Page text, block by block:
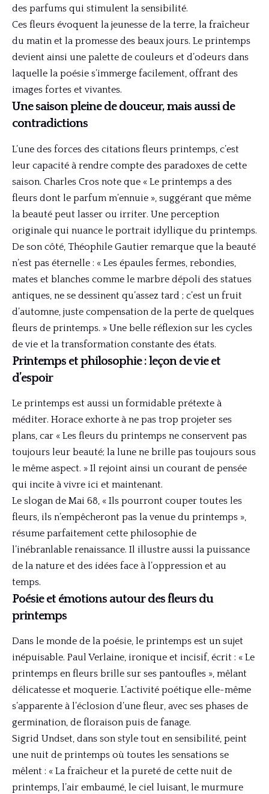
des parfums qui stimulent la sensibilité.
Ces fleurs évoquent la jeunesse de la terre, la fraîcheur
du matin et la promesse des beaux jours. Le printemps
devient ainsi une palette de couleurs et d’odeurs dans
laquelle la poésie s’immerge facilement, offrant des
images fortes et vivantes.
Une saison pleine de douceur, mais aussi de
contradictions
L’une des forces des citations fleurs printemps, c’est
leur capacité à rendre compte des paradoxes de cette
saison. Charles Cros note que « Le printemps a des
fleurs dont le parfum m’ennuie », suggérant que même
la beauté peut lasser ou irriter. Une perception
originale qui nuance le portrait idyllique du printemps.
De son côté, Théophile Gautier remarque que la beauté
n’est pas éternelle : « Les épaules fermes, rebondies,
mates et blanches comme le marbre dépoli des statues
antiques, ne se dessinent qu’assez tard ; c’est un fruit
d’automne, juste compensation de la perte de quelques
fleurs de printemps. » Une belle réflexion sur les cycles
de vie et la transformation constante des états.
Printemps et philosophie : leçon de vie et
d’espoir
Le printemps est aussi un formidable prétexte à
méditer. Horace exhorte à ne pas trop projeter ses
plans, car « Les fleurs du printemps ne conservent pas
toujours leur beauté; la lune ne brille pas toujours sous
le même aspect. » Il rejoint ainsi un courant de pensée
qui incite à vivre ici et maintenant.
Le slogan de Mai 68, « Ils pourront couper toutes les
fleurs, ils n’empêcheront pas la venue du printemps »,
résume parfaitement cette philosophie de
l’inébranlable renaissance. Il illustre aussi la puissance
de la nature et des idées face à l’oppression et au
temps.
Poésie et émotions autour des fleurs du
printemps
Dans le monde de la poésie, le printemps est un sujet
inépuisable. Paul Verlaine, ironique et incisif, écrit : « Le
printemps en fleurs brille sur ses pantoufles », mêlant
délicatesse et moquerie. L’activité poétique elle-même
s’apparente à l’éclosion d’une fleur, avec ses phases de
germination, de floraison puis de fanage.
Sigrid Undset, dans son style tout en sensibilité, peint
une nuit de printemps où toutes les sensations se
mêlent : « La fraîcheur et la pureté de cette nuit de
printemps, l’air embaumé, le ciel luisant, le murmure